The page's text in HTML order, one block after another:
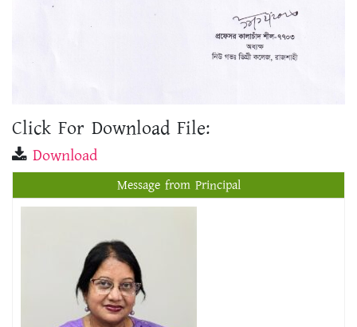
Click For Download File:
Message from Principal